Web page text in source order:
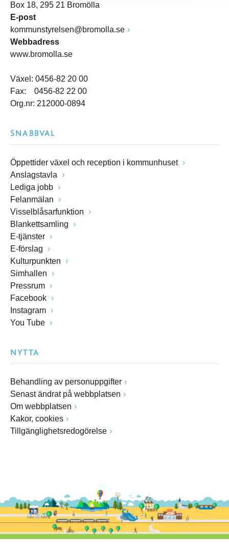
Box 18, 295 21 Bromölla
E-post
kommunstyrelsen@bromolla.se
Webbadress
www.bromolla.se
Växel: 0456-82 20 00
Fax: 0456-82 22 00
Org.nr: 212000-0894
SNABBVAL
Öppettider växel och reception i kommunhuset
Anslagstavla
Lediga jobb
Felanmälan
Visselblåsarfunktion
Blankettsamling
E-tjänster
E-förslag
Kulturpunkten
Simhallen
Pressrum
Facebook
Instagram
You Tube
NYTTA
Behandling av personuppgifter
Senast ändrat på webbplatsen
Om webbplatsen
Kakor, cookies
Tillgänglighetsredogörelse